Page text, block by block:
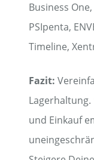
Business
PSIpenta,
Timeline,
Fazit:
und Einkauf